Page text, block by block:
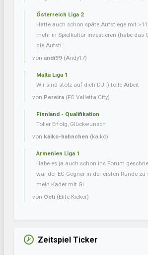
Österreich Liga 2
Hatte auch schon späte Aufstiege mit
mehr in Spielkultur investieren (habe das
die Aufsti...
von andi99 (Andy17)
Malta Liga 1
Wir sind stolz auf dich DJ :) tolle Arbeit
von Pereira (FC Valletta City)
Finnland - Qualifikation
Toller Erfolg, Glückwunsch
von kaiko-hahnchen (kaiko)
Armenien Liga 1
Habe es ja auch schon ins Forum
war der EC-Gegner in der ersten Runde zu
mein Kader mit Gl...
von Octi (Elite Kicker)
Zeitspiel Ticker